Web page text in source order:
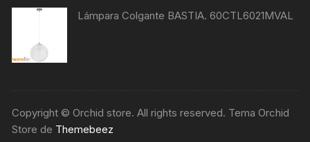
Lámpara Colgante BASTIA. 60CTL6021MVAL
Copyright © Orchid store. All rights reserved. Tema Orchid
Store de Themebeez